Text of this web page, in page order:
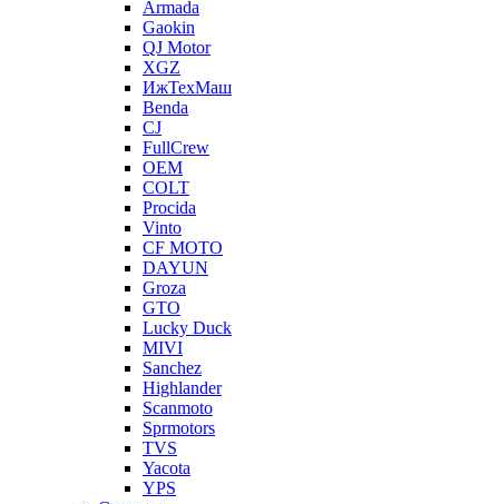
Armada
Gaokin
QJ Motor
XGZ
ИжТехМаш
Benda
CJ
FullCrew
OEM
COLT
Procida
Vinto
CF MOTO
DAYUN
Groza
GTO
Lucky Duck
MIVI
Sanchez
Highlander
Scanmoto
Sprmotors
TVS
Yacota
YPS